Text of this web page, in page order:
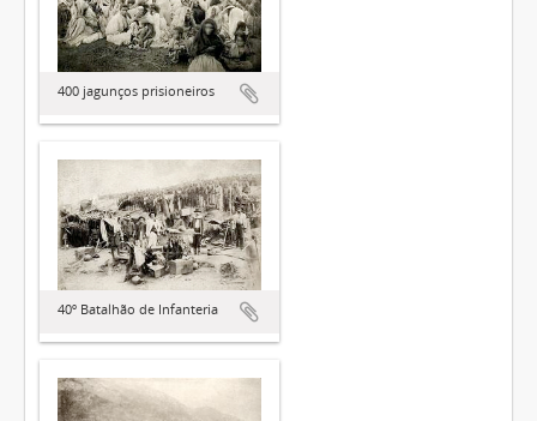
400 jagunços prisioneiros
40º Batalhão de Infanteria